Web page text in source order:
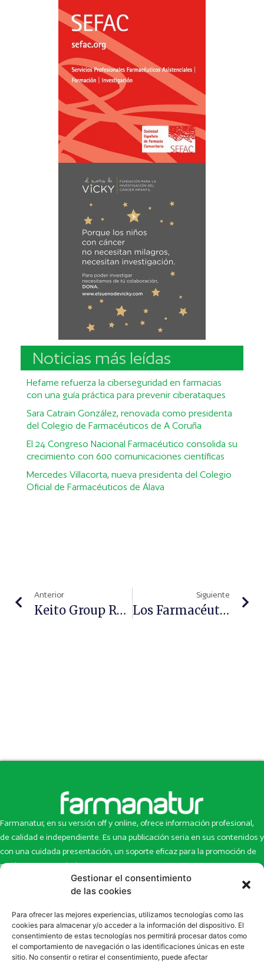
Gestionar el consentimiento
de las cookies
Para ofrecer las mejores experiencias, utilizamos tecnologías como las
cookies para almacenar y/o acceder a la información del dispositivo. El
consentimiento de estas tecnologías nos permitirá procesar datos como
el comportamiento de navegación o las identificaciones únicas en este
sitio. No consentir o retirar el consentimiento, puede afectar
Noticias más leídas
Hefame refuerza la ciberseguridad en farmacias
con una guía práctica para prevenir ciberataques
Sara Catrain González, renovada como presidenta
del Colegio de Farmacéuticos de A Coruña
El 24 Congreso Nacional Farmacéutico consolida su
crecimiento con 600 comunicaciones científicas
Mercedes Villacorta, nueva presidenta del Colegio
Oficial de Farmacéuticos de Álava
Anterior
Keito Group Reafirma Su Compromiso Con El Medio Ambiente
Siguiente
Los Farmacéuticos Reciben El Premio Voz Própolis Por Su Labor En La Pandemia
Farmanatur, en su versión off y online, ofrece información profesional,
de calidad e independiente. Es una publicación seria en sus contenidos y
con una cuidada presentación, un soporte eficaz para la promoción de
productos y novedades.
Inicio
Newsletter
Eco Multimedia
Contacto
Artículos
Escaparate
Enlaces de interés